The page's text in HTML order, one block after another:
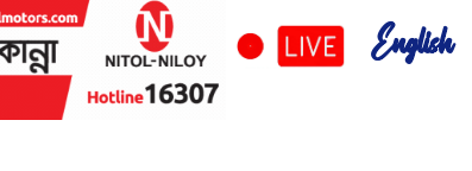
English